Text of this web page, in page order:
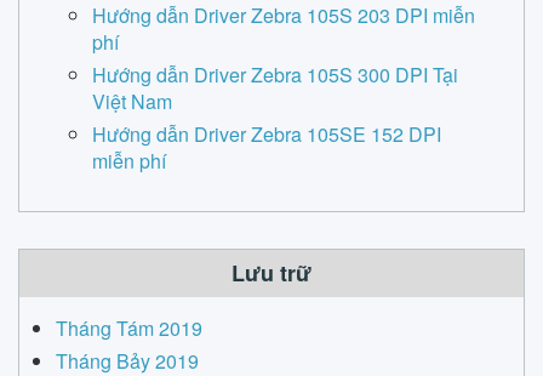
Hướng dẫn Driver Zebra 105S 203 DPI miễn
phí
Hướng dẫn Driver Zebra 105S 300 DPI Tại
Việt Nam
Hướng dẫn Driver Zebra 105SE 152 DPI
miễn phí
Lưu trữ
Tháng Tám 2019
Tháng Bảy 2019